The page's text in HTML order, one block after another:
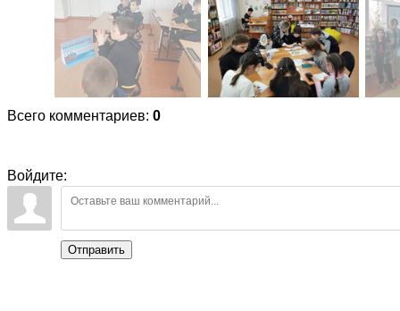
Всего комментариев: 0
Войдите:
Отправить